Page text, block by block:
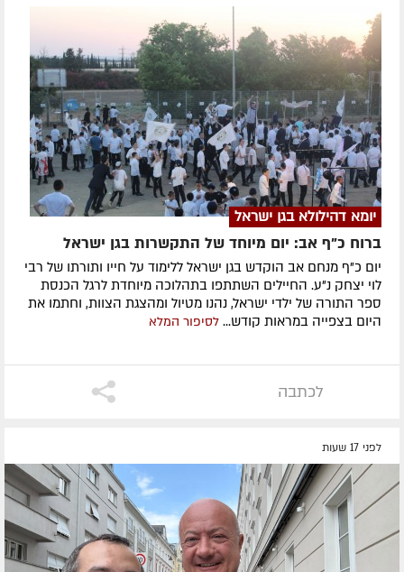
יומא דהילולא בגן ישראל
ברוח כ"ף אב: יום מיוחד של התקשרות בגן ישראל
יום כ"ף מנחם אב הוקדש בגן ישראל ללימוד על חייו ותורתו של רבי
לוי יצחק נ"ע. החיילים השתתפו בתהלוכה מיוחדת לרגל הכנסת
ספר התורה של ילדי ישראל, נהנו מטיול ומהצגת הצוות, וחתמו את
היום בצפייה במראות קודש... לסיפור המלא
לכתבה
לפני 17 שעות